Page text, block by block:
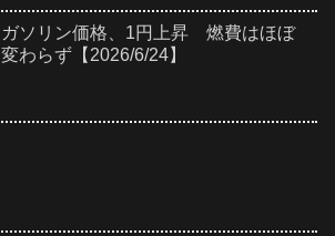
ガソリン価格、1円上昇 燃費はほぼ
変わらず【2026/6/24】